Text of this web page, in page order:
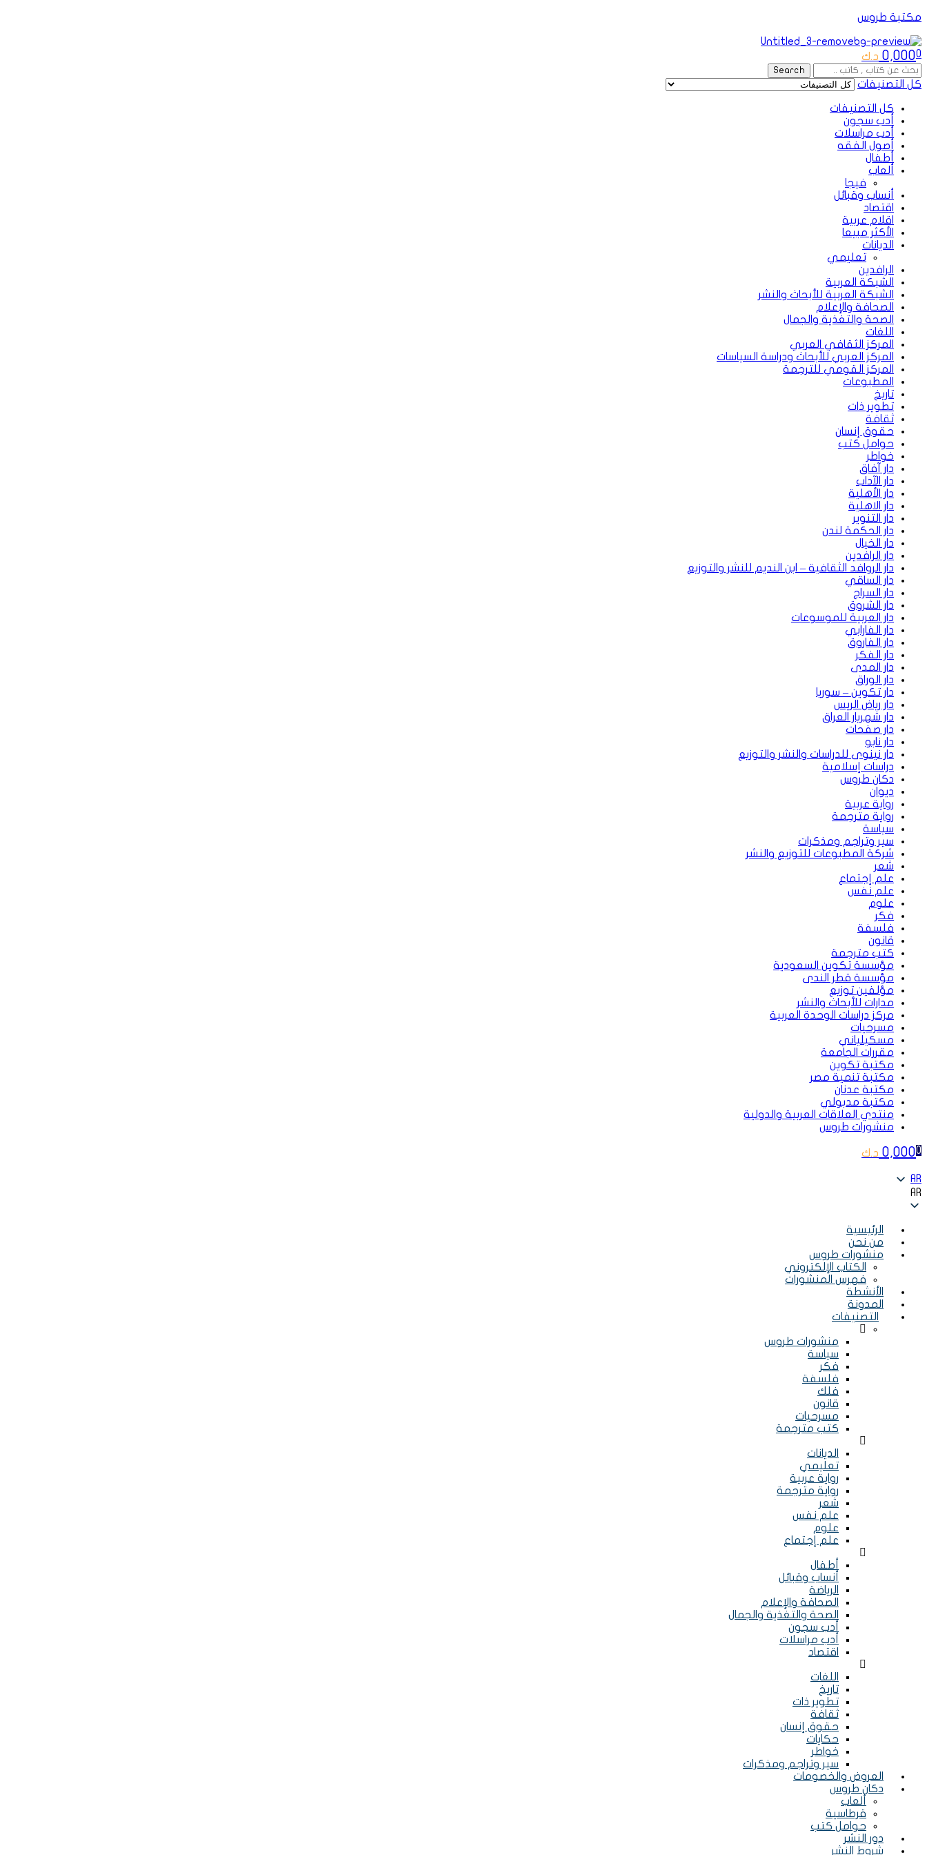
مكتبة طروس
Menu
0
0,000 د.ك
Search
for:
Search
كل التصنيفات
كل التصنيفات
أدب سجون
أدب مراسلات
أصول الفقه
أطفال
ألعاب
فيجا
أنساب وقبائل
اقتصاد
اقلام عربية
الأكثر مبيعا
الديانات
تعليمي
الرافدين
الشبكة العربية
الشبكة العربية للأبحاث والنشر
الصحافة والإعلام
الصحة والتغذية والجمال
اللغات
المركز الثقافي العربي
المركز العربي للأبحاث ودراسة السياسات
المركز القومي للترجمة
المطبوعات
تاريخ
تطوير ذات
ثقافة
حقوق إنسان
حوامل كتب
خواطر
دار آفاق
دار الآداب
دار الأهلية
دار الاهلية
دار التنوير
دار الحكمة لندن
دار الخيال
دار الرافدين
دار الروافد الثقافية – ابن النديم للنشر والتوزيع
دار الساقي
دار السراج
دار الشروق
دار العربية للموسوعات
دار الفارابي
دار الفاروق
دار الفكر
دار المدى
دار الوراق
دار تكوين – سوريا
دار رياض الريس
دار شهريار العراق
دار صفحات
دار نابو
دار نينوى للدراسات والنشر والتوزيع
دراسات إسلامية
دكان طروس
ديوان
رواية عربية
رواية مترجمة
سياسة
سير وتراجم ومذكرات
شركة المطبوعات للتوزيع والنشر
شعر
علم إجتماع
علم نفس
علوم
فكر
فلسفة
قانون
كتب مترجمة
مؤسسة تكوين السعودية
مؤسسة قطر الندى
مؤلفين توزيع
مدارات للأبحاث والنشر
مركز دراسات الوحدة العربية
مسرحيات
مسكيلياني
مقررات الجامعة
مكتبة تكوين
مكتبة تنمية مصر
مكتبة عدنان
مكتبة مدبولي
منتدي العلاقات العربية والدولية
منشورات طروس
0
0,000 د.ك
AR
AR
الرئيسية
من نحن
منشورات طروس
الكتاب الإلكتروني
فهرس المنشورات
الأنشطة
المدونة
التصنيفات
Menu
منشورات طروس
سياسة
فكر
فلسفة
فلك
قانون
مسرحيات
كتب مترجمة
Menu
الديانات
تعليمي
رواية عربية
رواية مترجمة
شعر
علم نفس
علوم
علم إجتماع
Menu
أطفال
أنساب وقبائل
الرياضة
الصحافة والإعلام
الصحة والتغذية والجمال
أدب سجون
أدب مراسلات
اقتصاد
Menu
اللغات
تاريخ
تطوير ذات
ثقافة
حقوق إنسان
حكايات
خواطر
سير وتراجم ومذكرات
العروض والخصومات
دكان طروس
ألعاب
قرطاسية
حوامل كتب
دور النشر
شروط النشر